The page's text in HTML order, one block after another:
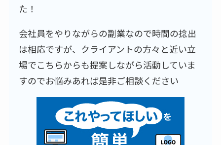
た！
会社員をやりながらの副業なので時間の捻出
は相応ですが、クライアントの方々と近い立
場でこちらからも提案しながら活動していま
すのでお悩みあれば是非ご相談ください